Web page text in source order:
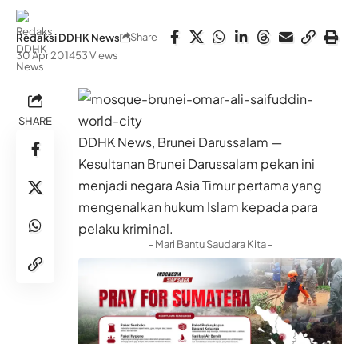
Redaksi DDHK News
30 Apr 201453 Views
Share
SHARE
DDHK News, Brunei Darussalam —
Kesultanan Brunei Darussalam pekan ini
menjadi negara Asia Timur pertama yang
mengenalkan hukum Islam kepada para
pelaku kriminal.
- Mari Bantu Saudara Kita -